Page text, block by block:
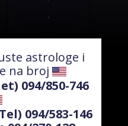
astrologe i
na broj
094/850-746
094/583-146